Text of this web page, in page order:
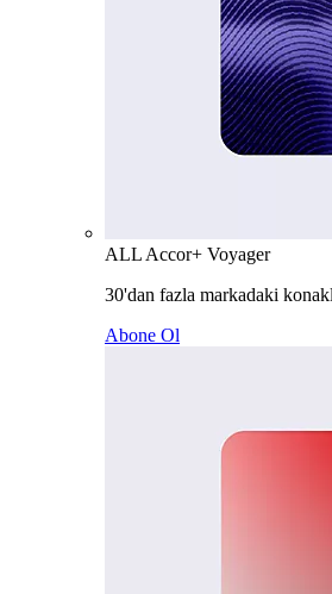
ALL Accor+ Voyager
30'dan fazla markadaki
Abone Ol